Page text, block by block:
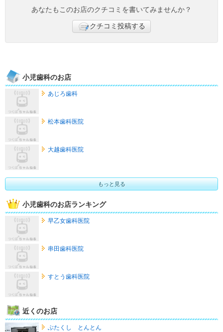
あなたもこのお店のクチコミを書いてみませんか？
クチコミ投稿する
小児歯科のお店
あじろ歯科
松本歯科医院
大越歯科医院
もっと見る
小児歯科のお店ランキング
早乙女歯科医院
串田歯科医院
すとう歯科医院
近くのお店
ぶたくし とんとん